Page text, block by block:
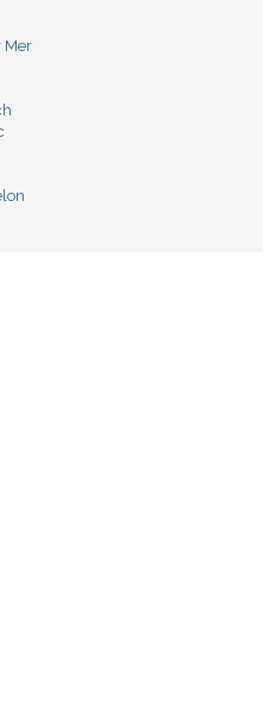
Mer